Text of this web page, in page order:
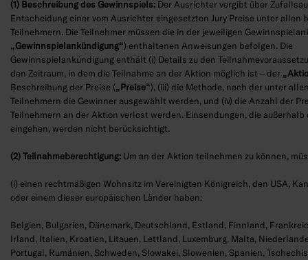
(1) Beschreibung des Gewinnspiels: Der Ausrichter vergibt über
Entscheidung einer vom Ausrichter eingesetzten Jury Preise unter allen
Teilnehmern. Die Teilnehmer müssen die in der jeweiligen
„Gewinnspielankündigung“) enthaltenen Anweisungen befolgen. Die
Gewinnspielankündigung enthält (i) Details zu den
den Zeitraum, in dem die Teilnahme an der Aktion möglich ist – der
Beschreibung der Preise („Preise“), (iii) die Methode, nach der unter
Teilnehmern die Gewinner ausgewählt werden, und (iv) die Anzahl der
Teilnehmern an der Aktion verlost werden. Einsendungen, die
eingehen, werden nicht berücksichtigt.
(2) Teilnahmeberechtigung: Um an der Aktion teilnehmen zu können,
(i) einen rechtmäßigen Wohnsitz im Vereinigten Königreich, den USA,
oder einem dieser europäischen Länder haben:
Belgien, Bulgarien, Dänemark, Deutschland, Estland, Finnland,
Irland, Italien, Kroatien, Litauen, Lettland, Luxemburg, Malta,
Portugal, Rumänien, Schweden, Slowakei, Slowenien, Spanien,